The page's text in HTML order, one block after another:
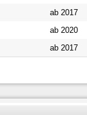
ab 2017
ab 2020
ab 2017